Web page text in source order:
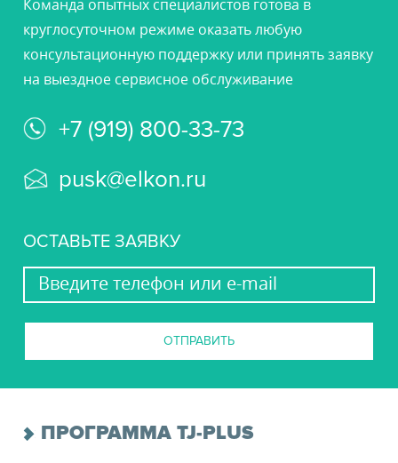
Команда опытных специалистов готова в
круглосуточном режиме оказатьлюбую
консультационную поддержку или принять заявку
на выездное сервисное обслуживание
+7 (919) 800-33-73
pusk@elkon.ru
ОСТАВЬТЕ ЗАЯВКУ
ОТПРАВИТЬ
ПРОГРАММА TJ-PLUS